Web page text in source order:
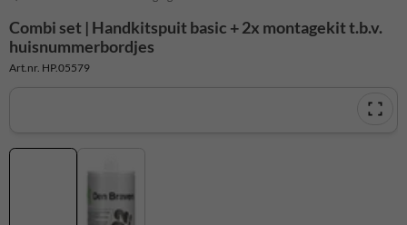
Combi set | Handkitspuit basic + 2x montagekit t.b.v.
huisnummerbordjes
Art.nr. HP.05579